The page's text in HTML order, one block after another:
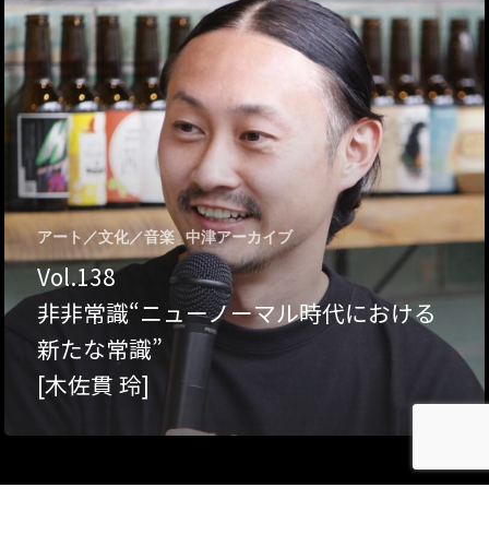
アート／文化／音楽 中津アーカイブ
Vol.138
非非常識“ニューノーマル時代における
新たな常識”
[木佐貫 玲]
Archives リスト表示
Category
アート／文化／音楽
クラフト
コミュニティ／まちづ
ビジネス／起業／経営
医療／健康／福祉
アクセス
お問い合わせ
About Hyper Engawa
E:info@hyper-
F: